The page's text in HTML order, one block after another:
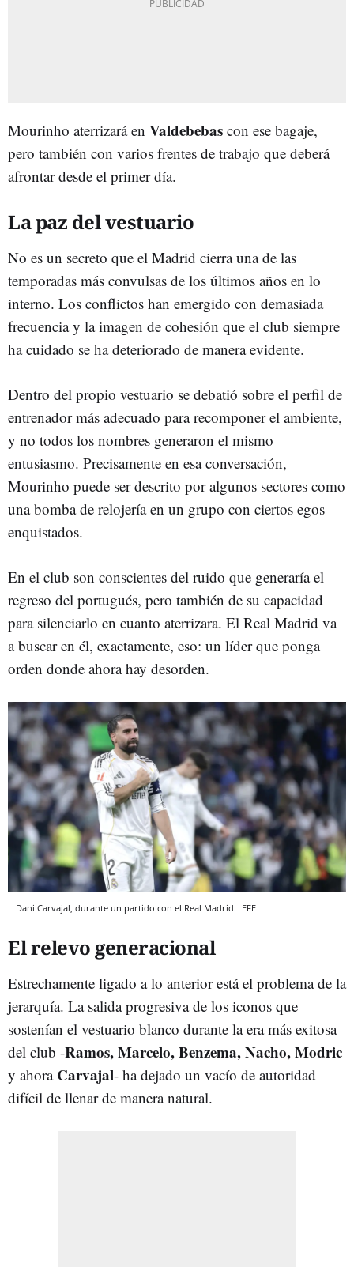
Mourinho aterrizará en Valdebebas con ese bagaje,
pero también con varios frentes de trabajo que deberá
afrontar desde el primer día.
La paz del vestuario
No es un secreto que el Madrid cierra una de las
temporadas más convulsas de los últimos años en lo
interno. Los conflictos han emergido con demasiada
frecuencia y la imagen de cohesión que el club siempre
ha cuidado se ha deteriorado de manera evidente.
Dentro del propio vestuario se debatió sobre el perfil de
entrenador más adecuado para recomponer el ambiente,
y no todos los nombres generaron el mismo
entusiasmo. Precisamente en esa conversación,
Mourinho puede ser descrito por algunos sectores como
una bomba de relojería en un grupo con ciertos egos
enquistados.
En el club son conscientes del ruido que generaría el
regreso del portugués, pero también de su capacidad
para silenciarlo en cuanto aterrizara. El Real Madrid va
a buscar en él, exactamente, eso: un líder que ponga
orden donde ahora hay desorden.
Dani Carvajal, durante un partido con el Real Madrid. EFE
El relevo generacional
Estrechamente ligado a lo anterior está el problema de la
jerarquía. La salida progresiva de los iconos que
sostenían el vestuario blanco durante la era más exitosa
del club -Ramos, Marcelo, Benzema, Nacho, Modric
y ahoraCarvajal- ha dejado un vacío de autoridad
difícil de llenar de manera natural.